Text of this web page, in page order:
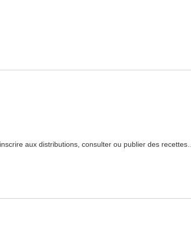
aux distributions, consulter ou publier des recettes…